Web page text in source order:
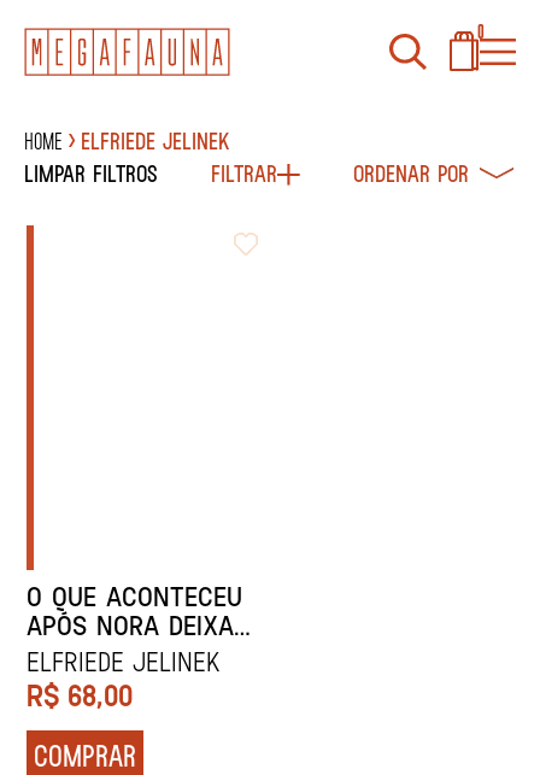
0
Home
ELFRIEDE JELINEK
Filtrar
Limpar filtros
O QUE ACONTECEU
APÓS NORA DEIXAR
A CASA DE
BONECAS OU
PILARES DA
SOCIEDADE
ELFRIEDE JELINEK
R$ 68,00
COMPRAR